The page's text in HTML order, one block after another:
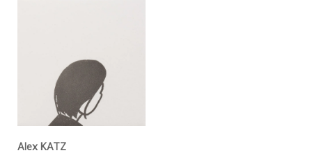
Alex KATZ